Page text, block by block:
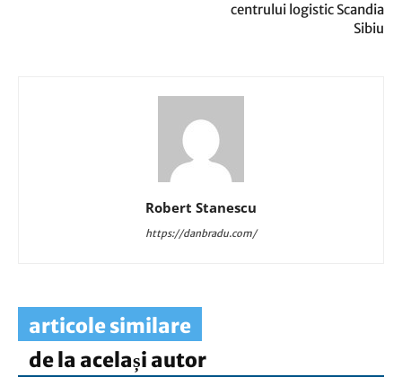
centrului logistic Scandia
Sibiu
Robert Stanescu
https://danbradu.com/
articole similare
de la același autor